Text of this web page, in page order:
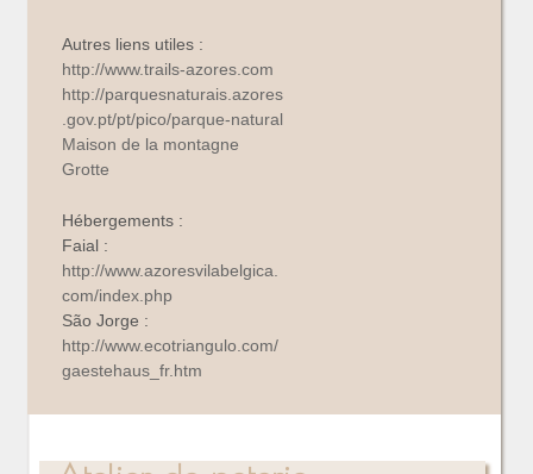
Autres liens utiles :
http://www.trails-azores.com
http://parquesnaturais.azores
.gov.pt/pt/pico/parque-natural
Maison de la montagne
Grotte
Hébergements :
Faial :
http://www.azoresvilabelgica.
com/index.php
São Jorge :
http://www.ecotriangulo.com/
gaestehaus_fr.htm